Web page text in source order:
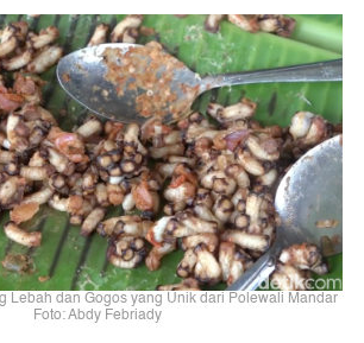
Lebah dan Gogos yang Unik dari Polewali Mandar
Foto: Abdy Febriady